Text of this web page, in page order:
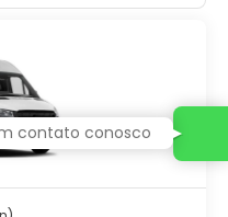
contato conosco